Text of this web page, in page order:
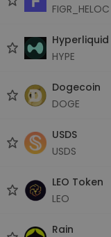
FIGR_HELOC
Hyperliquid
HYPE
Dogecoin
DOGE
USDS
USDS
LEO Token
LEO
Rain